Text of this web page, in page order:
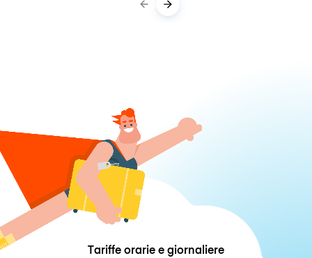
Tariffe orarie e giornaliere